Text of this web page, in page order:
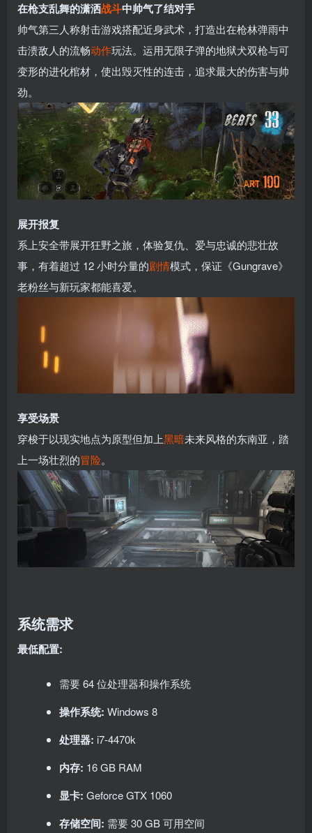
在枪支乱舞的潇洒战斗中帅气了结对手
帅气第三人称射击游戏搭配近身武术，打造出在枪林弹雨中
击溃敌人的流畅动作玩法。运用无限子弹的地狱犬双枪与可
变形的进化棺材，使出毁灭性的连击，追求最大的伤害与帅
劲。
展开报复
系上安全带展开狂野之旅，体验复仇、爱与忠诚的悲壮故
事，有着超过 12 小时分量的剧情模式，保证《Gungrave》
老粉丝与新玩家都能喜爱。
享受场景
穿梭于以现实地点为原型但加上黑暗未来风格的东南亚，踏
上一场壮烈的冒险。
系统需求
最低配置:
需要 64 位处理器和操作系统
操作系统: Windows 8
处理器: i7-4470k
内存: 16 GB RAM
显卡: Geforce GTX 1060
存储空间: 需要 30 GB 可用空间